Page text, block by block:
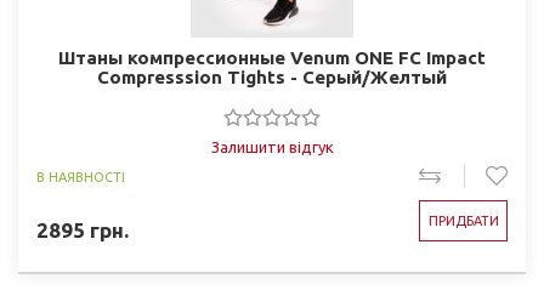
Штаны компрессионные Venum ONE FC Impact
Compresssion Tights - Серый/Желтый
Залишити відгук
В НАЯВНОСТІ
2895 грн. ПРИДБАТИ